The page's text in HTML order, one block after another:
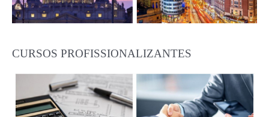
CURSOS PROFISSIONALIZANTES